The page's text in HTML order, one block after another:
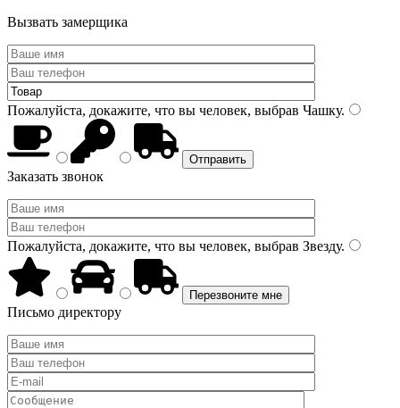
Вызвать замерщика
Пожалуйста, докажите, что вы человек, выбрав Чашку.
Заказать звонок
Пожалуйста, докажите, что вы человек, выбрав Звезду.
Письмо директору